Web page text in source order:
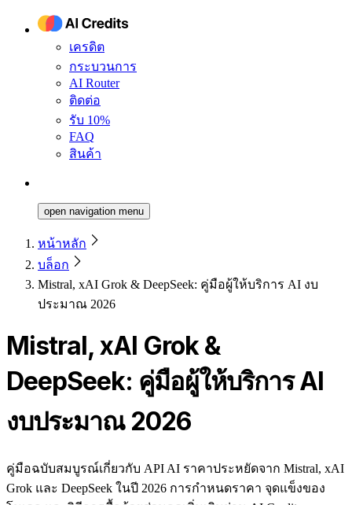
เครดิต
กระบวนการ
AI Router
ติดต่อ
รับ 10%
FAQ
สินค้า
open navigation menu
หน้าหลัก
บล็อก
Mistral, xAI Grok & DeepSeek: คู่มือผู้ให้บริการ AI งบ
ประมาณ 2026
Mistral, xAI Grok &
DeepSeek: คู่มือผู้ให้บริการ AI
งบประมาณ 2026
คู่มือฉบับสมบูรณ์เกี่ยวกับ API AI ราคาประหยัดจาก Mistral, xAI
Grok และ DeepSeek ในปี 2026 การกำหนดราคา จุดแข็งของ